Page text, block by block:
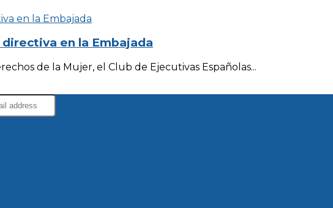
en la Embajada
de la Mujer, el Club de Ejecutivas Españolas...